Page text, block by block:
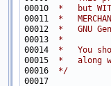
00010
*   but
00011
*
00012
*   GNU
00013
*
00014
*   You
00015
*   along
00016
*/